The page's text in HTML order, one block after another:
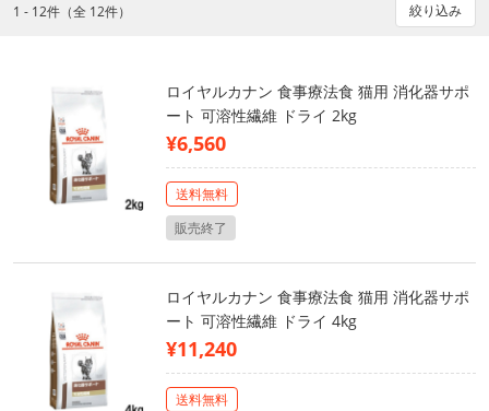
1 - 12件（全 12件） 絞り込み
ロイヤルカナン 食事療法食 猫用 消化器サポ
ート 可溶性繊維 ドライ 2kg
¥6,560
送料無料
販売終了
ロイヤルカナン 食事療法食 猫用 消化器サポ
ート 可溶性繊維 ドライ 4kg
¥11,240
送料無料